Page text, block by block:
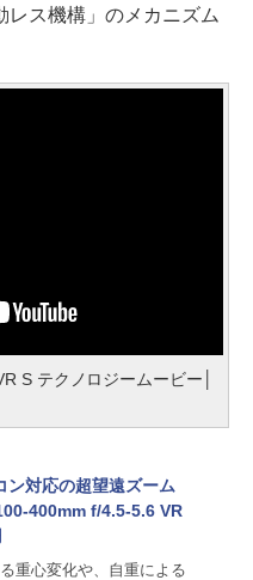
レス機構」のメカニズム
S テクノロジームービー│
ン対応の超望遠ズーム
400mm f/4.5-5.6 VR
重心変化や、自重による